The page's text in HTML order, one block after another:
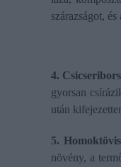
szárazságot,
4.
gyorsan
után
5.
növény, a